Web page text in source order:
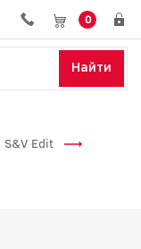
0
Найти
S&V Edit